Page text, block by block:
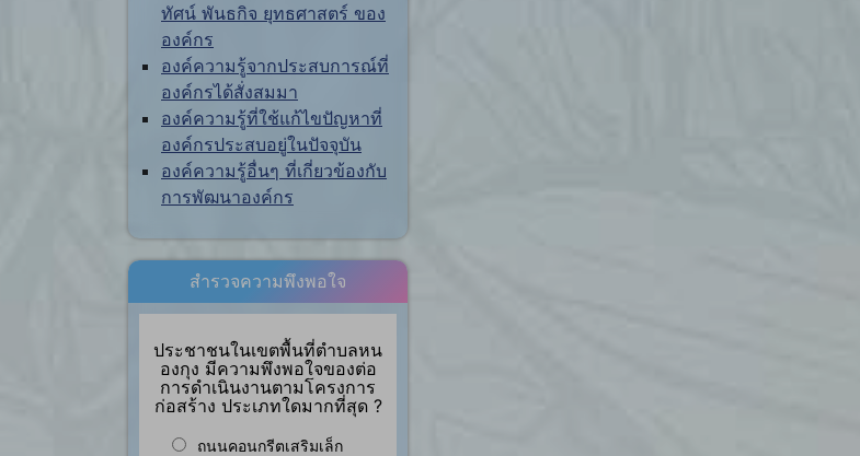
ทัศน์ พันธกิจ ยุทธศาสตร์ ของ
องค์กร
องค์ความรู้จากประสบการณ์ที่
องค์กรได้สั่งสมมา
องค์ความรู้ที่ใช้แก้ไขปัญหาที่
องค์กรประสบอยู่ในปัจจุบัน
องค์ความรู้อื่นๆ ที่เกี่ยวข้องกับ
การพัฒนาองค์กร
สำรวจความพึงพอใจ
ประชาชนในเขตพื้นที่ตำบลหน
องกุง มีความพึงพอใจของต่อ
การดำเนินงานตามโครงการ
ก่อสร้าง ประเภทใดมากที่สุด ?
ถนนคอนกรีตเสริมเล็ก